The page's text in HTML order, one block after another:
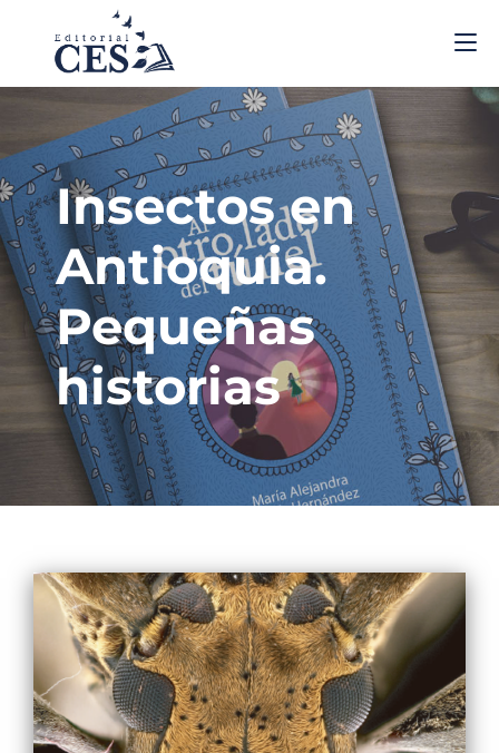
Insectos en
Antioquia.
Pequeñas
historias